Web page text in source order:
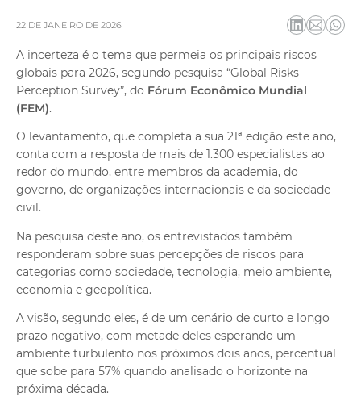
22 DE JANEIRO DE 2026
A incerteza é o tema que permeia os principais riscos
globais para 2026, segundo pesquisa “Global Risks
Perception Survey”, do Fórum Econômico Mundial
(FEM).
O levantamento, que completa a sua 21ª edição este ano,
conta com a resposta de mais de 1.300 especialistas ao
redor do mundo, entre membros da academia, do
governo, de organizações internacionais e da sociedade
civil.
Na pesquisa deste ano, os entrevistados também
responderam sobre suas percepções de riscos para
categorias como sociedade, tecnologia, meio ambiente,
economia e geopolítica.
A visão, segundo eles, é de um cenário de curto e longo
prazo negativo, com metade deles esperando um
ambiente turbulento nos próximos dois anos, percentual
que sobe para 57% quando analisado o horizonte na
próxima década.